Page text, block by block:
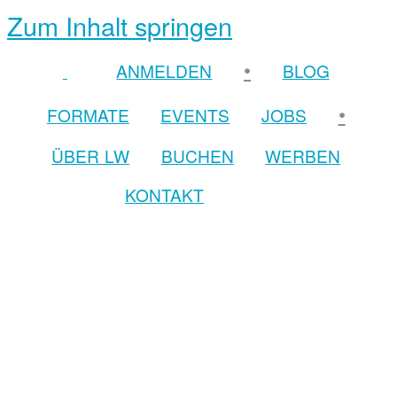
Zum Inhalt springen
ANMELDEN •
BLOG
FORMATE
EVENTS JOBS •
ÜBER LW BUCHEN
WERBEN
KONTAKT